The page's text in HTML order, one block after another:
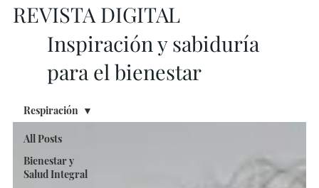
REVISTA DIGITAL
Inspiración y sabiduría
para el bienestar
All Posts
Bienestar y
Salud Integral
Respiración